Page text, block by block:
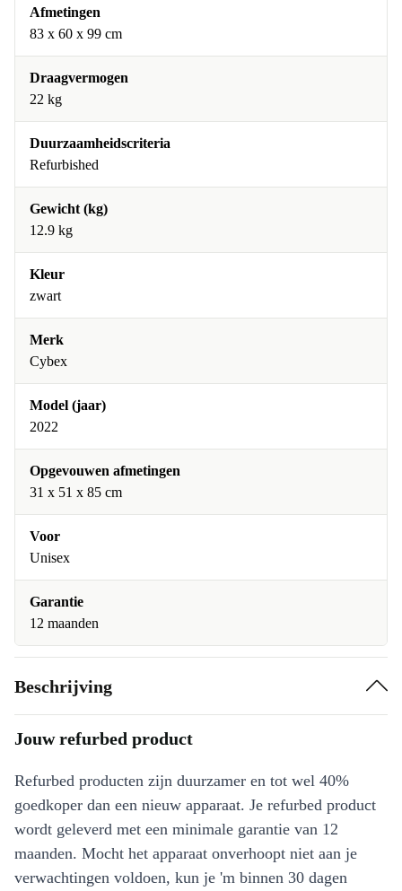
Afmetingen
83 x 60 x 99 cm
Draagvermogen
22 kg
Duurzaamheidscriteria
Refurbished
Gewicht (kg)
12.9 kg
Kleur
zwart
Merk
Cybex
Model (jaar)
2022
Opgevouwen afmetingen
31 x 51 x 85 cm
Voor
Unisex
Garantie
12 maanden
Beschrijving
Jouw refurbed product
Refurbed producten zijn duurzamer en tot wel 40%
goedkoper dan een nieuw apparaat. Je refurbed product
wordt geleverd met een minimale garantie van 12
maanden. Mocht het apparaat onverhoopt niet aan je
verwachtingen voldoen, kun je 'm binnen 30 dagen